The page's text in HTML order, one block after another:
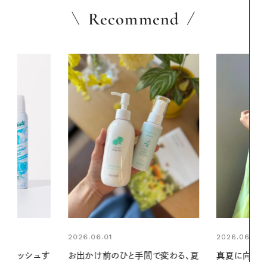
Recommend
変わる、夏
2026.06.01
真夏に向けて、ハーブが香るひん